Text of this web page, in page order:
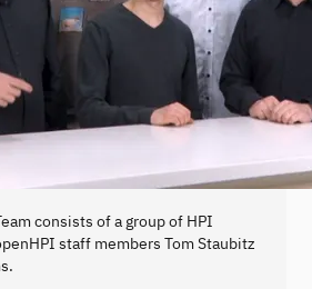
consists of a group of HPI
staff members Tom Staubitz